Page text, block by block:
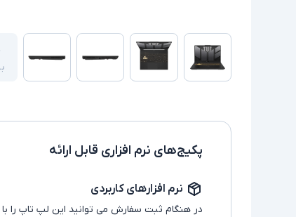
پکیج‌های نرم افزاری قابل ارائه
نرم افزارهای کاربردی
در هنگام ثبت سفارش می توانید این لپ تاپ را با